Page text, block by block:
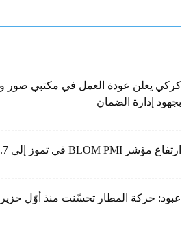
كركي يعلن عودة العمل في مكتبي صور
بجهود إدارة الضمان
ارتفاع مؤشر BLOM PMI في تموز إلى 50.7 نقطة
عبود: حركة المطار تحسّنت منذ أوّل